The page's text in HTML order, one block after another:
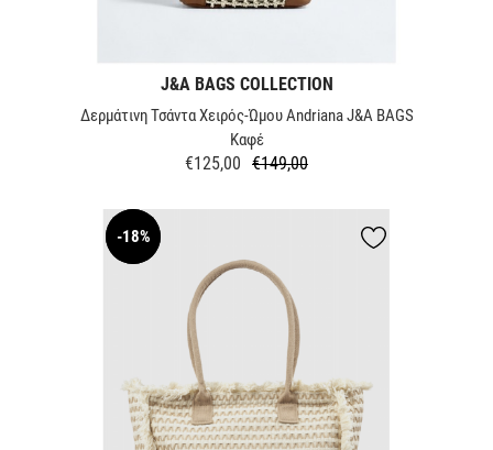
J&A BAGS COLLECTION
Δερμάτινη Τσάντα Χειρός-Ώμου Andriana J&A BAGS
Καφέ
Κανονική
€149,00
Τιμή
€125,00
NEW
-18%